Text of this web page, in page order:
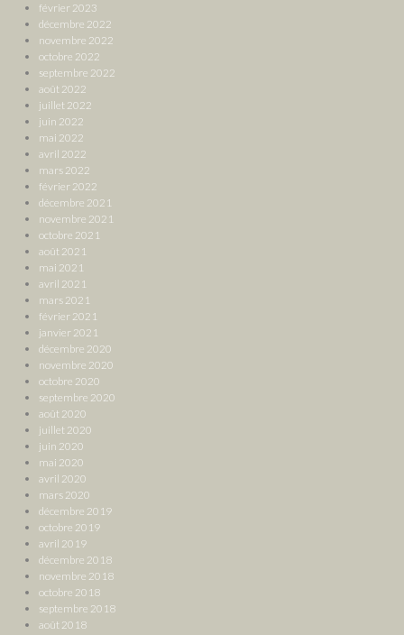
février 2023
décembre 2022
novembre 2022
octobre 2022
septembre 2022
août 2022
juillet 2022
juin 2022
mai 2022
avril 2022
mars 2022
février 2022
décembre 2021
novembre 2021
octobre 2021
août 2021
mai 2021
avril 2021
mars 2021
février 2021
janvier 2021
décembre 2020
novembre 2020
octobre 2020
septembre 2020
août 2020
juillet 2020
juin 2020
mai 2020
avril 2020
mars 2020
décembre 2019
octobre 2019
avril 2019
décembre 2018
novembre 2018
octobre 2018
septembre 2018
août 2018